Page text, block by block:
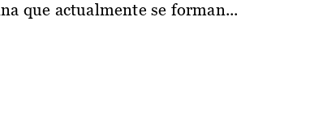
que actualmente se forman...